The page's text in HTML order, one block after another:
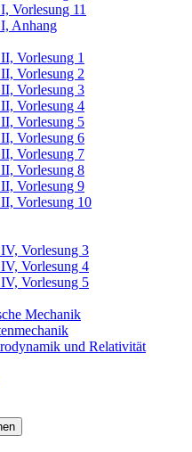
Vorlesung 11
Anhang
Vorlesung 1
Vorlesung 2
Vorlesung 3
Vorlesung 4
Vorlesung 5
Vorlesung 6
Vorlesung 7
Vorlesung 8
Vorlesung 9
Vorlesung 10
Vorlesung 3
Vorlesung 4
Vorlesung 5
Mechanik
und Relativität